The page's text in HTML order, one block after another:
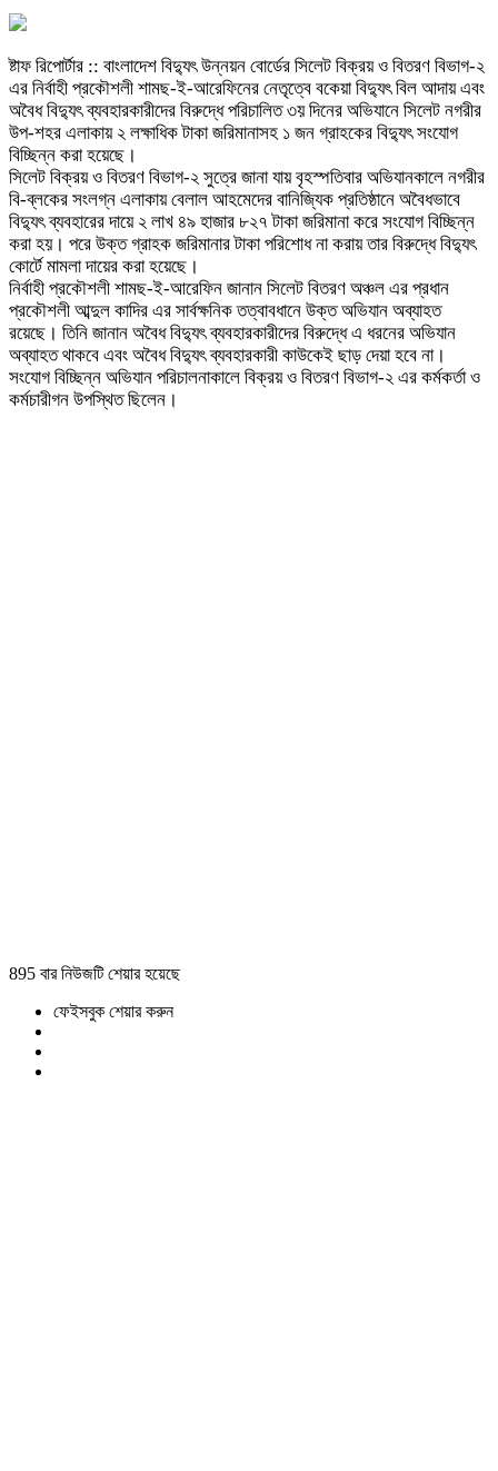
ষ্টাফ রিপোর্টার :: বাংলাদেশ বিদ্যুৎ উন্নয়ন বোর্ডের সিলেট বিক্রয় ও বিতরণ বিভাগ-২
এর নির্বাহী প্রকৌশলী শামছ-ই-আরেফিনের নেতৃত্বে বকেয়া বিদ্যুৎ বিল আদায় এবং
অবৈধ বিদ্যুৎ ব্যবহারকারীদের বিরুদ্ধে পরিচালিত ৩য় দিনের অভিযানে সিলেট নগরীর
উপ-শহর এলাকায় ২ লক্ষাধিক টাকা জরিমানাসহ ১ জন গ্রাহকের বিদ্যুৎ সংযোগ
বিচ্ছিন্ন করা হয়েছে।
সিলেট বিক্রয় ও বিতরণ বিভাগ-২ সুত্রে জানা যায় বৃহস্পতিবার অভিযানকালে নগরীর
বি-ব্লকের সংলগ্ন এলাকায় বেলাল আহমেদের বানিজ্যিক প্রতিষ্ঠানে অবৈধভাবে
বিদ্যুৎ ব্যবহারের দায়ে ২ লাখ ৪৯ হাজার ৮২৭ টাকা জরিমানা করে সংযোগ বিচ্ছিন্ন
করা হয়। পরে উক্ত গ্রাহক জরিমানার টাকা পরিশোধ না করায় তার বিরুদ্ধে বিদ্যুৎ
কোর্টে মামলা দায়ের করা হয়েছে।
নির্বাহী প্রকৌশলী শামছ-ই-আরেফিন জানান সিলেট বিতরণ অঞ্চল এর প্রধান
প্রকৌশলী আব্দুল কাদির এর সার্বক্ষনিক তত্বাবধানে উক্ত অভিযান অব্যাহত
রয়েছে। তিনি জানান অবৈধ বিদ্যুৎ ব্যবহারকারীদের বিরুদ্ধে এ ধরনের অভিযান
অব্যাহত থাকবে এবং অবৈধ বিদ্যুৎ ব্যবহারকারী কাউকেই ছাড় দেয়া হবে না।
সংযোগ বিচ্ছিন্ন অভিযান পরিচালনাকালে বিক্রয় ও বিতরণ বিভাগ-২ এর কর্মকর্তা ও
কর্মচারীগন উপস্থিত ছিলেন।
895 বার নিউজটি শেয়ার হয়েছে
ফেইসবুক শেয়ার করুন